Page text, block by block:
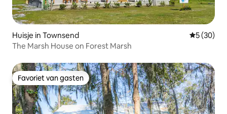
Huisje in Townsend
5 (30)
The Marsh House on Forest Marsh
Favoriet van gasten
Favoriet van gasten